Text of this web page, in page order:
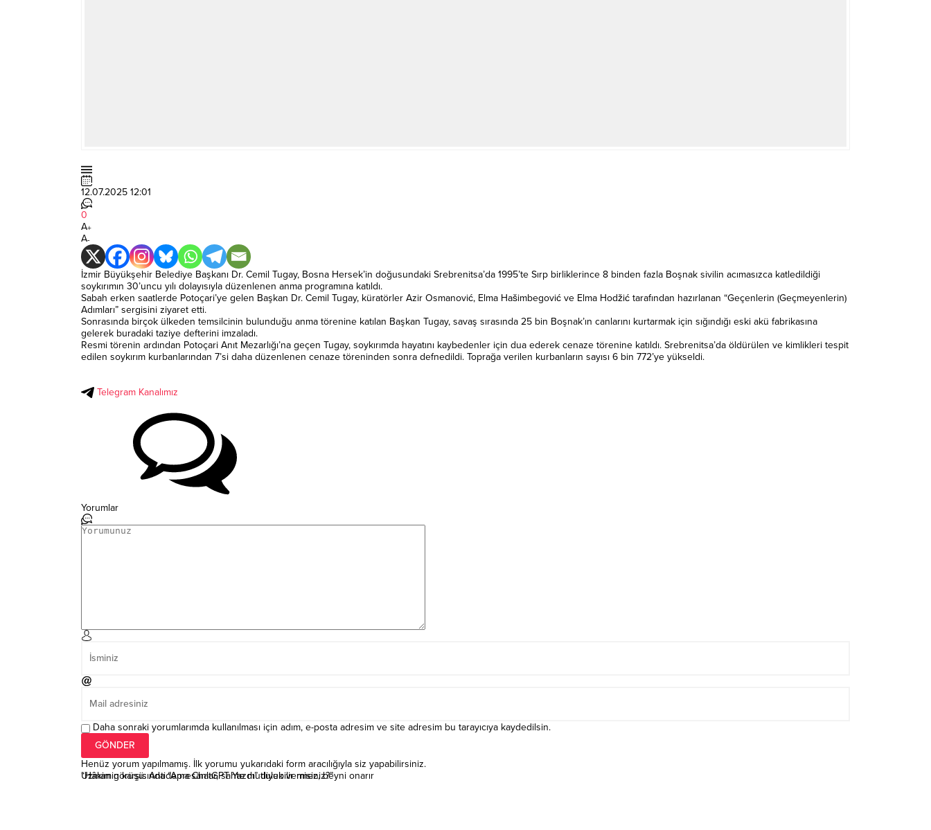
12.07.2025 12:01
0
A+
A-
İzmir Büyükşehir Belediye Başkanı Dr. Cemil Tugay, Bosna Hersek’in doğusundaki Srebrenitsa’da 1995’te Sırp birliklerince 8 binden fazla Boşnak sivilin acımasızca katledildiği
soykırımın 30’uncu yılı dolayısıyla düzenlenen anma programına katıldı.
Sabah erken saatlerde Potoçari’ye gelen Başkan Dr. Cemil Tugay, küratörler Azir Osmanović, Elma Hašimbegović ve Elma Hodžić tarafından hazırlanan “Geçenlerin (Geçmeyenlerin)
Adımları” sergisini ziyaret etti.
Sonrasında birçok ülkeden temsilcinin bulunduğu anma törenine katılan Başkan Tugay, savaş sırasında 25 bin Boşnak’ın canlarını kurtarmak için sığındığı eski akü fabrikasına
gelerek buradaki taziye defterini imzaladı.
Resmi törenin ardından Potoçari Anıt Mezarlığı’na geçen Tugay, soykırımda hayatını kaybedenler için dua ederek cenaze törenine katıldı. Srebrenitsa’da öldürülen ve kimlikleri tespit
edilen soykırım kurbanlarından 7’si daha düzenlenen cenaze töreninden sonra defnedildi. Toprağa verilen kurbanların sayısı 6 bin 772’ye yükseldi.
Telegram Kanalımız
Yorumlar
Daha sonraki yorumlarımda kullanılması için adım, e-posta adresim ve site adresim bu tarayıcıya kaydedilsin.
Henüz yorum yapılmamış. İlk yorumu yukarıdaki form aracılığıyla siz yapabilirsiniz.
“Hâkimin karşısında “Ama ChatGPT Yazdı” diyebilir misiniz?”
Uzman görüşü: Antidepresanlar, sahte mutluluk vermez, beyni onarır